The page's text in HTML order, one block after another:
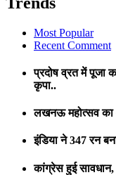
Most Popular
Recent Comment
प्रदोष व्रत में पूजा
कृपा..
लखनऊ महोत्सव का
इंडिया ने 347 रन
कांग्रेस हुई